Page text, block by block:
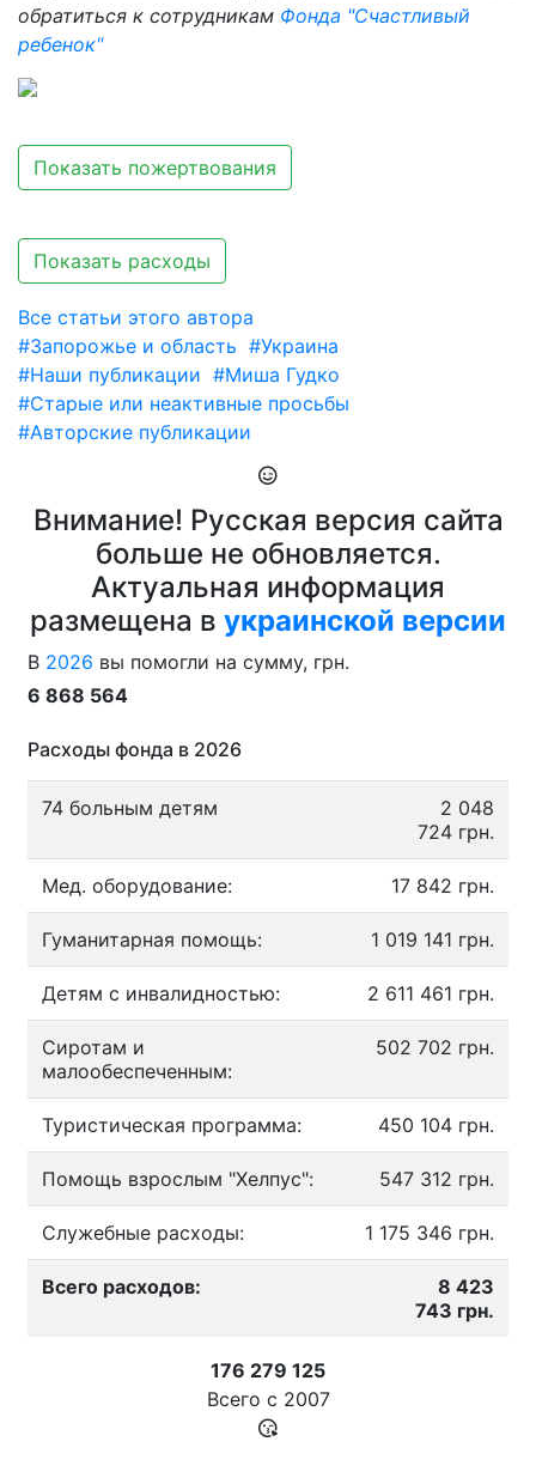
обратиться к сотрудникам Фонда "Счастливый
ребенок"
Показать пожертвования
Показать расходы
Все статьи этого автора
#Запорожье и область #Украина
#Наши публикации #Миша Гудко
#Старые или неактивные просьбы
#Авторские публикации
Внимание! Русская версия сайта
больше не обновляется.
Актуальная информация
размещена в украинской версии
В 2026 вы помогли на сумму, грн.
6 868 564
Расходы фонда в 2026
74 больным детям
2 048
724 грн.
Мед. оборудование: 17 842 грн.
Гуманитарная помощь: 1 019 141 грн.
Детям с инвалидностью: 2 611 461 грн.
Сиротам и
малообеспеченным:
502 702 грн.
Туристическая программа: 450 104 грн.
Помощь взрослым "Хелпус": 547 312 грн.
Служебные расходы: 1 175 346 грн.
Всего расходов:
8 423
743 грн.
176 279 125
Всего с 2007